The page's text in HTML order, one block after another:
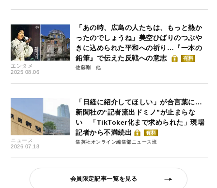
エンタメ
2025.08.06
「あの時、広島の人たちは、もっと熱か
ったのでしょうね」美空ひばりのつぶや
きに込められた平和への祈り…『一本の
鉛筆』で伝えた反戦への意志
有料
佐藤剛
ニュース
2026.07.18
「日経に紹介してほしい」が合言葉に…
新聞社の“記者流出ドミノ”が止まらな
い 「TikToker化まで求められた」現場
記者から不満続出
有料
集英社オンライン編集部ニュース班
会員限定記事一覧を見る